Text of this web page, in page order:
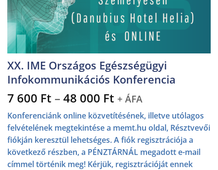
XX. IME Országos Egészségügyi
Infokommunikációs Konferencia
7 600 Ft – 48 000 Ft Ártartomány:
7
600 Ft
-
48
000 Ft
+ ÁFA
Konferenciánk online közvetítésének, illetve utólagos
felvételének megtekintése a memt.hu oldal, Résztvevői
fiókján keresztül lehetséges. A fiók regisztrációja a
következő részben, a PÉNZTÁRNÁL megadott e-mail
címmel történik meg! Kérjük, regisztrációját ennek